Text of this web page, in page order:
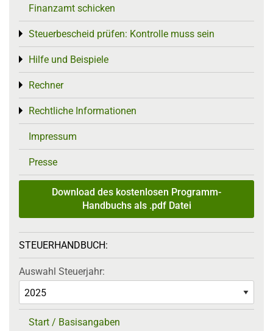
Finanzamt schicken
Steuerbescheid prüfen: Kontrolle muss sein
Toggle menu
Hilfe und Beispiele
Toggle menu
Rechner
Toggle menu
Rechtliche Informationen
Toggle menu
Impressum
Presse
Download des kostenlosen Programm-
Handbuchs als .pdf Datei
STEUERHANDBUCH:
Auswahl Steuerjahr:
Start / Basisangaben